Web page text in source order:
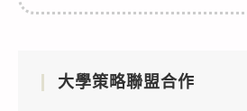
大學策略聯盟合作